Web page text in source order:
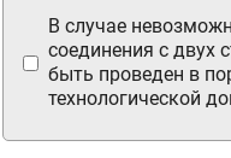
В случае
соединения с двух
быть проведен в
технологической